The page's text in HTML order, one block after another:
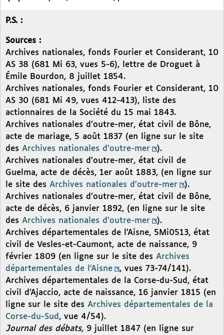
P.S. :
Sources :
Archives nationales, fonds Fourier et Considerant, 10
AS 38 (681 Mi 63, vues 5-6), lettre de Droguet à
Émile Bourdon, 8 juillet 1854.
Archives nationales, fonds Fourier et Considerant, 10
AS 30 (681 Mi 49, vues 412-413), liste des
actionnaires de la Société du 15 mai 1843.
Archives nationales d’outre-mer, état civil de Bône,
acte de mariage, 5 août 1837 (en ligne sur le site
des Archives nationales d’outre-mer
).
Archives nationales d’outre-mer, état civil de
Guelma, acte de décès, 1er août 1883, (en ligne sur
le site des Archives nationales d’outre-mer
).
Archives nationales d’outre-mer, état civil de Bône,
acte de décès, 6 janvier 1892, (en ligne sur le site
des Archives nationales d’outre-mer
).
Archives départementales de l’Aisne, 5Mi0513, état
civil de Vesles-et-Caumont, acte de naissance, 9
février 1809 (en ligne sur le site des Archives
départementales de l’Aisne
, vues 73-74/141).
Archives départementales de la Corse-du-Sud, état
civil d’Ajaccio, acte de naissance, 16 janvier 1815 (en
ligne sur le site des Archives départementales de la
Corse-du-Sud , vue 4/54).
Journal des débats, 9 juillet 1847 (en ligne sur